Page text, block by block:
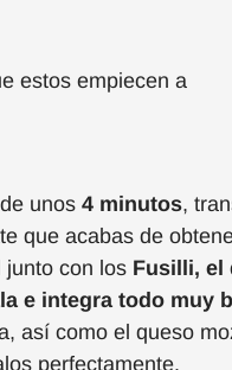
estos empiecen a
unos 4 minutos,
que acabas de
junto con los Fusilli, el
e integra todo muy
así como el queso
perfectamente.